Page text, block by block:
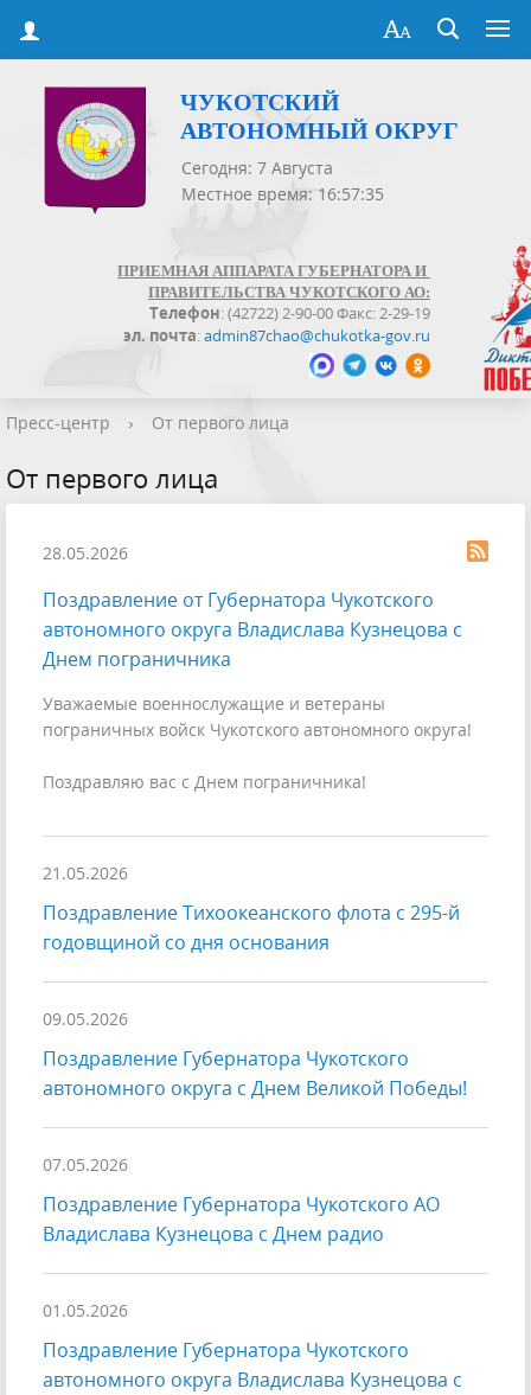
ЧУКОТСКИЙ
АВТОНОМНЫЙ ОКРУГ
Сегодня: 7 Августа
Местное время: 16:57:35
ПРИЕМНАЯ АППАРАТА ГУБЕРНАТОРА И
ПРАВИТЕЛЬСТВА ЧУКОТСКОГО АО:
Телефон: (42722) 2-90-00 Факс: 2-29-19
эл. почта:admin87chao@chukotka-gov.ru
Пресс-центр › От первого лица
От первого лица
28.05.2026
Поздравление от Губернатора Чукотского
автономного округа Владислава Кузнецова с
Днем пограничника
Уважаемые военнослужащие и ветераны
пограничных войск Чукотского автономного округа!
Поздравляю вас с Днем пограничника!
21.05.2026
Поздравление Тихоокеанского флота с 295-й
годовщиной со дня основания
09.05.2026
Поздравление Губернатора Чукотского
автономного округа с Днем Великой Победы!
07.05.2026
Поздравление Губернатора Чукотского АО
Владислава Кузнецова с Днем радио
01.05.2026
Поздравление Губернатора Чукотского
автономного округа Владислава Кузнецова с